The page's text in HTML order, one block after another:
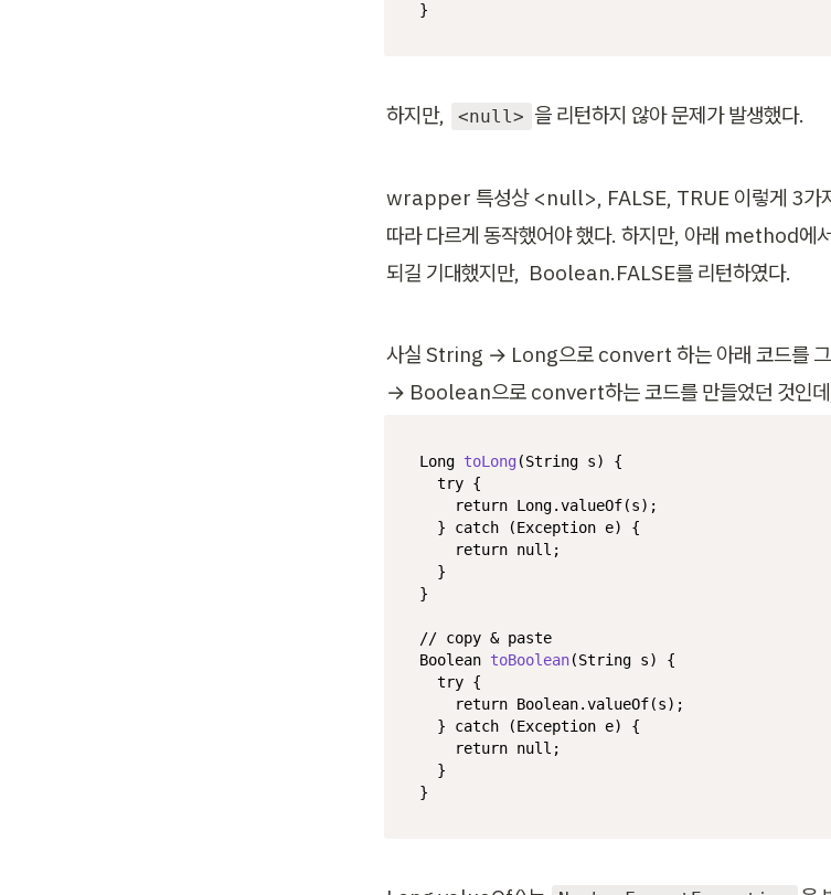
}
하지만, <null> 을 리턴하지 않아 문제가 발생했다.
wrapper 특성상 <null>, FALSE, TRUE 이렇게 3가
따라 다르게 동작했어야 했다. 하지만, 아래 method
되길 기대했지만,  Boolean.FALSE를 리턴하였다.
사실 String → Long으로 convert 하는 아래 코드를
→ Boolean으로 convert하는 코드를 만들었던 것인
Long toLong (String s)
{
try {
return Long.valueOf(s);
  }
catch (Exception e) {
return null ;
  }
}
// copy & paste
Boolean toBoolean(String s)
{
try {
return Boolean.valueOf(s);
  }
catch (Exception e) {
return null ;
  }
}